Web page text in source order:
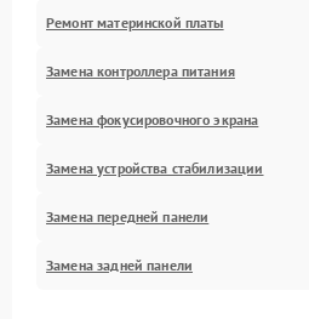
Ремонт материнской платы
Замена контроллера питания
Замена фокусировочного экрана
Замена устройства стабилизации
Замена передней панели
Замена задней панели